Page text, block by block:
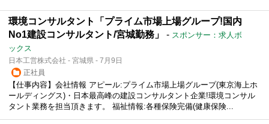
環境コンサルタント「プライム市場上場グループ!国内
No1建設コンサルタント/宮城勤務」
- スポンサー：求人ボ
ックス
日本工営株式会社 - 宮城県 - 7月9日
正社員
【仕事内容】会社情報 アピール:プライム市場上場グループ(東京海上ホ
ールディングス)・日本最高峰の建設コンサルタント企業!環境コンサル
タント業務を担当頂きます。 福祉情報:各種保険完備(健康保険...